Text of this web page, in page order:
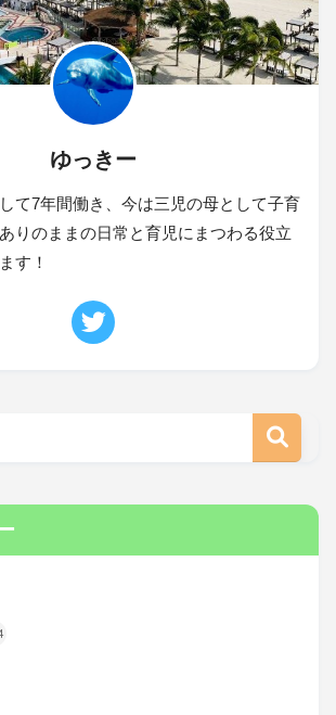
ゆっきー
て7年間働き、今は三児の母として子育
りのままの日常と育児にまつわる役立
す！